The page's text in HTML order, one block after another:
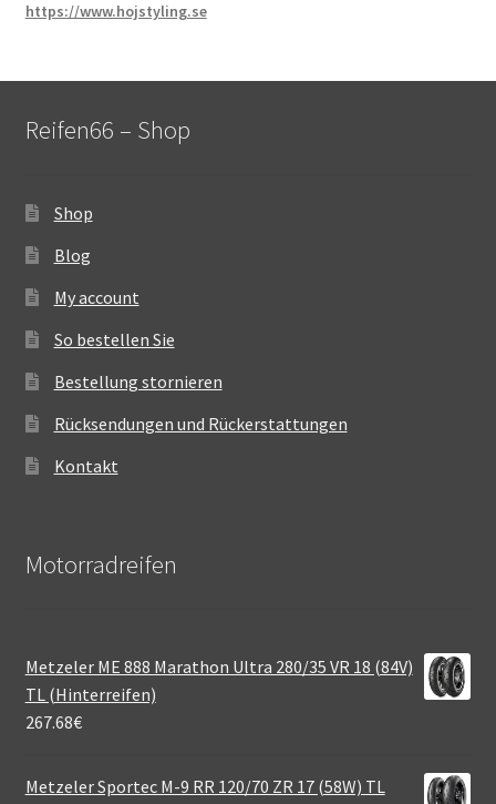
https://www.hojstyling.se
Reifen66 – Shop
Shop
Blog
My account
So bestellen Sie
Bestellung stornieren
Rücksendungen und Rückerstattungen
Kontakt
Motorradreifen
Metzeler ME 888 Marathon Ultra 280/35 VR 18 (84V)
TL (Hinterreifen)
267.68€
Metzeler Sportec M-9 RR 120/70 ZR 17 (58W) TL